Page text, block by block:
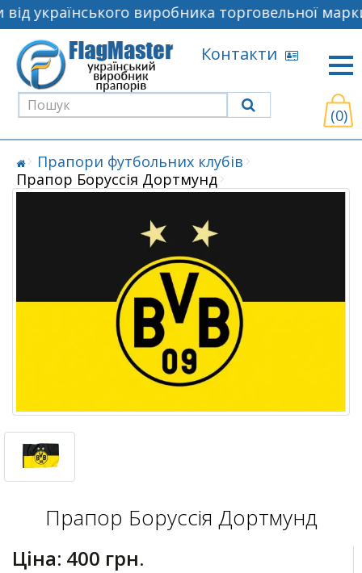
українського виробника торговельної
Контакти
(0)
Прапори футбольних клубів
Прапор Боруссія Дортмунд
Прапор Боруссія Дортмунд
Ціна: 400 грн.